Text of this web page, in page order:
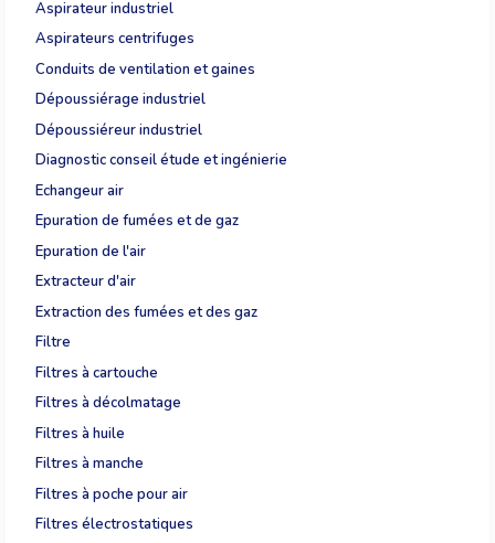
Aspirateur industriel
Aspirateurs centrifuges
Conduits de ventilation et gaines
Dépoussiérage industriel
Dépoussiéreur industriel
Diagnostic conseil étude et ingénierie
Echangeur air
Epuration de fumées et de gaz
Epuration de l'air
Extracteur d'air
Extraction des fumées et des gaz
Filtre
Filtres à cartouche
Filtres à décolmatage
Filtres à huile
Filtres à manche
Filtres à poche pour air
Filtres électrostatiques